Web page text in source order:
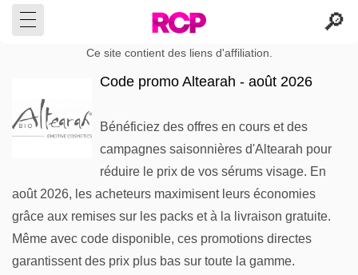
Ce site contient des liens d'affiliation.
Code promo Altearah - août 2026
Bénéficiez des offres en cours et des
campagnes saisonnières d'Altearah pour
réduire le prix de vos sérums visage. En
août 2026, les acheteurs maximisent leurs économies
grâce aux remises sur les packs et à la livraison gratuite.
Même avec code disponible, ces promotions directes
garantissent des prix plus bas sur toute la gamme.